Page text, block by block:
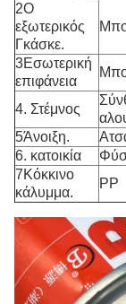
2Ο
εξωτερικός
Γκάσκε.
3Εσωτερική
επιφάνεια
4. Στέμνος
5Άνοιξη.
6. κατοικία
7Κόκκινο
κάλυμμα.
PP